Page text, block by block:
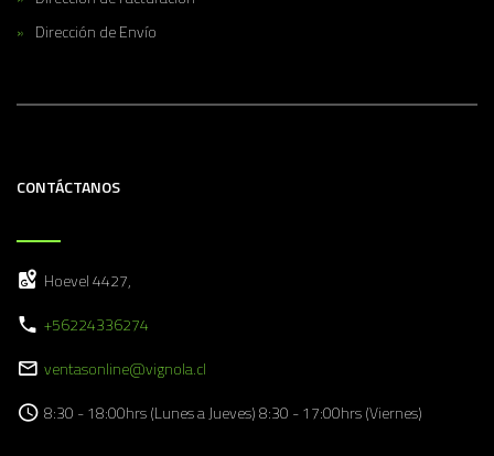
Dirección de Envío
CONTÁCTANOS
Hoevel 4427,
+56224336274
ventasonline@vignola.cl
8:30 - 18:00hrs (Lunes a Jueves) 8:30 - 17:00hrs (Viernes)